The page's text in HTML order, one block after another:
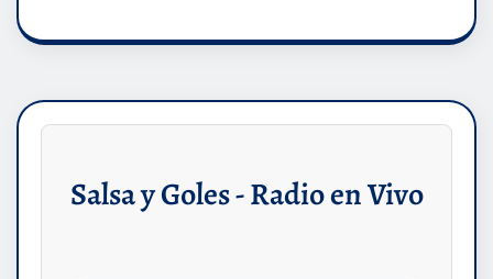
Salsa y Goles - Radio en Vivo